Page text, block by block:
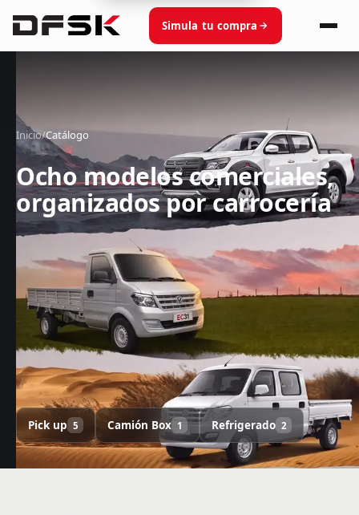
Simula tu compra
Inicio/Catálogo
Ocho modelos comerciales,
organizados por carrocería
Pick up 5 Camión Box 1 Refrigerado 2